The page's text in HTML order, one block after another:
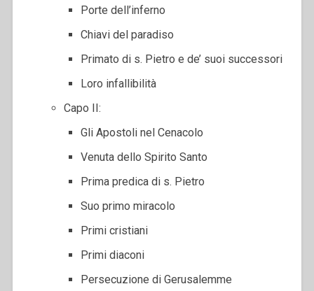
Porte dell’inferno
Chiavi del paradiso
Primato di s. Pietro e de’ suoi successori
Loro infallibilità
Capo II:
Gli Apostoli nel Cenacolo
Venuta dello Spirito Santo
Prima predica di s. Pietro
Suo primo miracolo
Primi cristiani
Primi diaconi
Persecuzione di Gerusalemme